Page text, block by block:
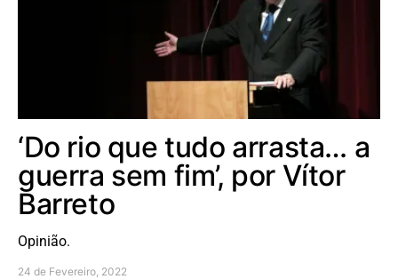
‘Do rio que tudo arrasta… a
guerra sem fim’, por Vítor
Barreto
Opinião.
24 de Fevereiro, 2022